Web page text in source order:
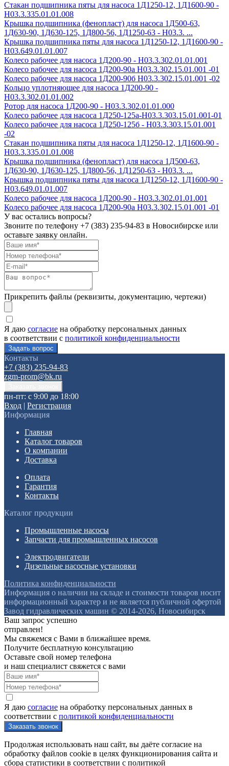
Стакан подшипника пяты для насоса 1Д1250-12, 1Д1600-90 -
Н03.3.335.01.01.008
Крышка подшипника (фенопласт) для насоса 1Д500-63,
1Д630-90, 1Д630-125, 1Д800-56, 1Д1250-63 - Н03.3. ...
Крышка подшипника пяты для насоса 1Д1250-12, 1Д1600-90 -
Н03.649.01.01.007
Колесо рабочее для насоса 1Д200-90 - H03.3.302.01.01.001
Колесо рабочее для насоса 1Д200-90а H03.3.302.15.01.001 -01
Колесо рабочее для насоса 1Д200-90б H03.3.302.15.01.001 -02
Кольцо уплотняющее для насоса 1Д200-90 -
Н03.3.302.01.01.002
Ротор для насоса 1Д200-90 - Н03.3.302.01.01.000
Колесо рабочее для насоса 1Д250-125а-Н03.3.303.15.01.001-01
Колесо рабочее для насоса 1Д250-125б - Н03.3.303.15.01.001
-02
Стакан подшипника пяты для насоса 1Д1250-12, 1Д1600-90 -
Н03.3.335.01.01.008
Крышка подшипника (фенопласт) для насоса 1Д500-63,
1Д630-90, 1Д630-125, 1Д800-56, 1Д1250-63 - Н03.3. ...
Крышка подшипника пяты для насоса 1Д1250-12, 1Д1600-90 -
Н03.649.01.01.007
Колесо рабочее для насоса 1Д200-90 - H03.3.302.01.01.001
Колесо рабочее для насоса 1Д200-90а H03.3.302.15.01.001 -01
У вас остались вопросы?
Звоните по телефону +7 (383) 235-94-83 в Новосибирске или
оставьте заявку онлайн.
Прикрепить файлы (реквизиты, документацию, чертежи)
Я даю согласие на обработку персональных данных
в соответствии с политикой конфиденциальности
Контакты
+7 (383) 235-94-83
zgm-prom@bk.ru
пн-пт: с 9:00 до 18:00
Вход | Регистрация
Информация
Главная
Каталог товаров
О компании
Доставка
Оплата
Гарантия
Контакты
Каталог продукции
Промышленные насосы
Запчасти для промышленных насосов
Электродвигатели
Дизельные насосные установки
Политика конфиденциальности
Информация о наличии на складе и стоимости товаров носит
информационный характер и не является публичной офертой
Завод гидравлических машин © 2014-2026, Новосибирск
Ваш запрос успешно
отправлен!
Мы свяжемся с Вами в ближайшее время.
Получите бесплатную консультацию
Оставьте свой номер телефона
и наш специалист свяжется с вами
Я даю согласие на обработку персональных данных в
соответствии с политикой конфиденциальности
Продолжая использовать наш сайт, вы даёте согласие на
обработку файлов cookie в целях функционирования сайта и
сбора статистики в соответствии с политикой